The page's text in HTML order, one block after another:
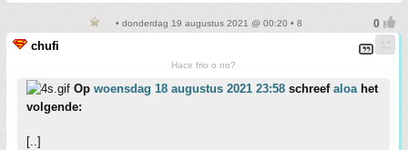
• donderdag 19 augustus 2021 @ 00:20 • 8
chufi
Hace frio o no?
Op woensdag 18 augustus 2021 23:58 schreef aloahet
volgende:
[..]